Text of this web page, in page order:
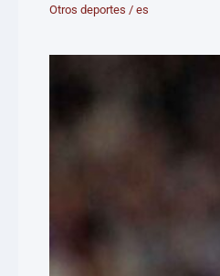
Otros deportes /es